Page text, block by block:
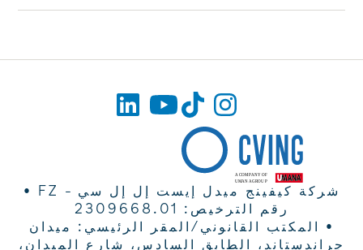
شركة كيفينج ميدل إيست إل إل سي - FZ •
رقم الترخيص: 2309668.01
• المكتب القانوني/المقر الرئيسي: ميدان
جراندستاند، الطابق السادس، شارع الميدان،